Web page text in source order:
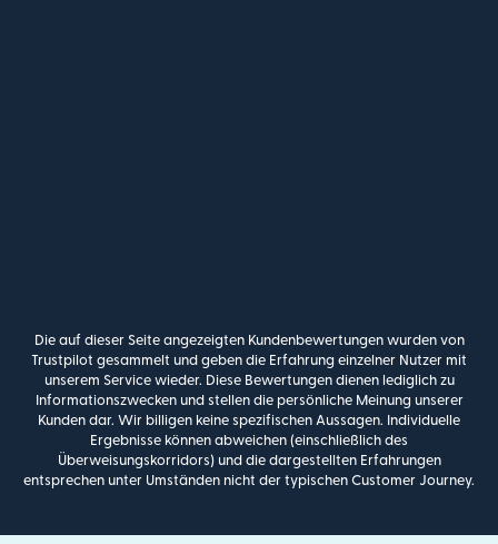
Die auf dieser Seite angezeigten Kundenbewertungen wurden von
Trustpilot gesammelt und geben die Erfahrung einzelner Nutzer mit
unserem Service wieder. Diese Bewertungen dienen lediglich zu
Informationszwecken und stellen die persönliche Meinung unserer
Kunden dar. Wir billigen keine spezifischen Aussagen. Individuelle
Ergebnisse können abweichen (einschließlich des
Überweisungskorridors) und die dargestellten Erfahrungen
entsprechen unter Umständen nicht der typischen Customer Journey.